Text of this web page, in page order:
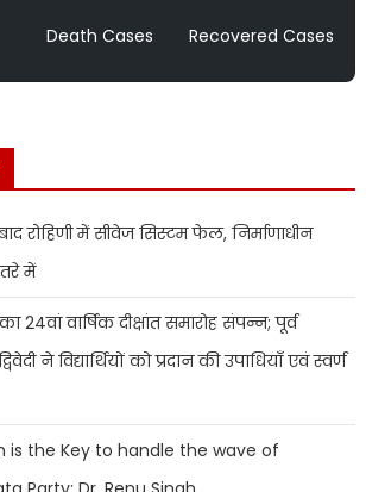
Death Cases Recovered Cases
रोहिणी में सीवेज सिस्टम फेल, निर्माणाधीन
में
24वां वार्षिक दीक्षांत समारोह संपन्न; पूर्व
ने विद्यार्थियों को प्रदान की उपाधियाँ एवं स्वर्ण
the Key to handle the wave of